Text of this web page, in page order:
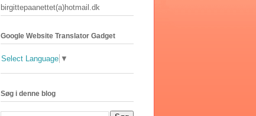
birgittepaanettet(a)hotmail.dk
Google Website Translator Gadget
Select Language ▼
Søg i denne blog